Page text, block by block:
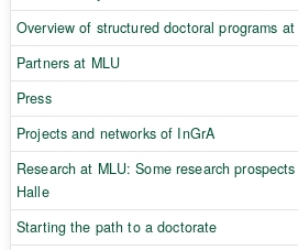
Overview of structured doctoral programs at
Partners at MLU
Press
Projects and networks of InGrA
Research at MLU: Some research
Halle
Starting the path to a doctorate